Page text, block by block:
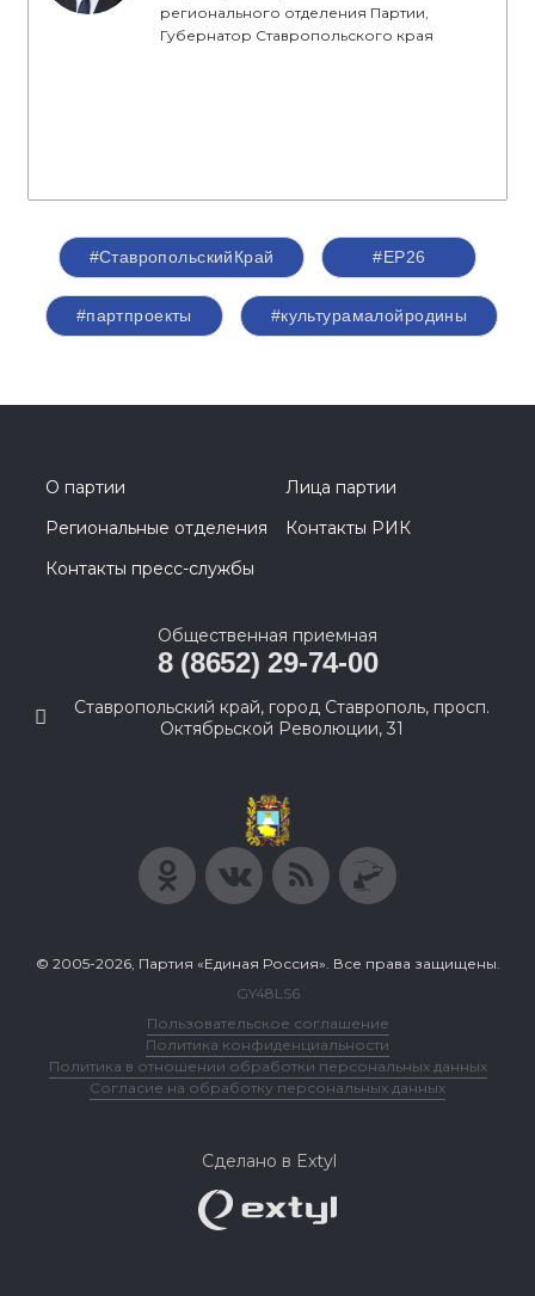
регионального отделения Партии,
Губернатор Ставропольского края
#СтавропольскийКрай #ЕР26
#партпроекты #культурамалойродины
О партии
Лица партии
Региональные отделения
Контакты РИК
Контакты пресс-службы
Общественная приемная
8 (8652) 29-74-00
Ставропольский край, город Ставрополь, просп.
Октябрьской Революции, 31
© 2005-2026, Партия «Единая Россия». Все права защищены.
GY48LS6
Пользовательское соглашение
Политика конфиденциальности
Политика в отношении обработки персональных данных
Согласие на обработку персональных данных
Сделано в Extyl